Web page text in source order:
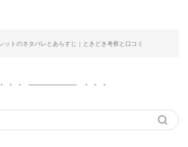
ットのネタバレとあらすじ｜ときどき考察と口コミ